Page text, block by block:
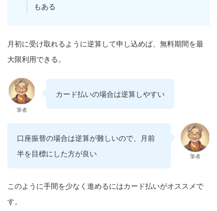
もある
月初に受け取れるように逆算して申し込めば、無料期間を最
大限利用できる。
筆者
カード払いの場合は逆算しやすい
口座振替の場合は逆算が難しいので、月前
半を目標にした方が良い
筆者
このように手間を少なく進めるにはカード払いがオススメで
す。